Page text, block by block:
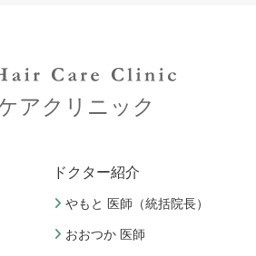
アクリニック
ドクター紹介
やもと 医師（統括院長）
おおつか 医師